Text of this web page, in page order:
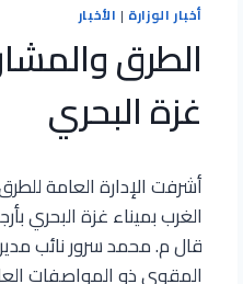
أخبار الوزارة | الأخبار
الطرق
غزة البحري
أشرفت الإدارة العامة
الغرب بميناء غزة البحري
قال م. محمد سرور نائب
المقوى ذو المواصفات